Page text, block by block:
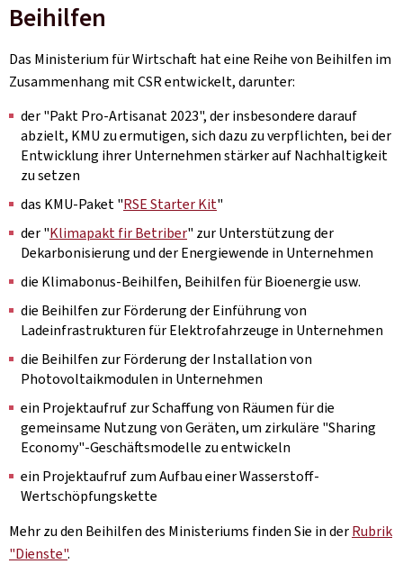
Beihilfen
Das Ministerium für Wirtschaft hat eine Reihe von Beihilfen im
Zusammenhang mit CSR entwickelt, darunter:
der "Pakt Pro-Artisanat 2023", der insbesondere darauf
abzielt, KMU zu ermutigen, sich dazu zu verpflichten, bei der
Entwicklung ihrer Unternehmen stärker auf Nachhaltigkeit
zu setzen
das KMU-Paket "RSE Starter Kit"
der "Klimapakt fir Betriber" zur Unterstützung der
Dekarbonisierung und der Energiewende in Unternehmen
die Klimabonus-Beihilfen, Beihilfen für Bioenergie usw.
die Beihilfen zur Förderung der Einführung von
Ladeinfrastrukturen für Elektrofahrzeuge in Unternehmen
die Beihilfen zur Förderung der Installation von
Photovoltaikmodulen in Unternehmen
ein Projektaufruf zur Schaffung von Räumen für die
gemeinsame Nutzung von Geräten, um zirkuläre "Sharing
Economy"-Geschäftsmodelle zu entwickeln
ein Projektaufruf zum Aufbau einer Wasserstoff-
Wertschöpfungskette
Mehr zu den Beihilfen des Ministeriums finden Sie in derRubrik
"Dienste".